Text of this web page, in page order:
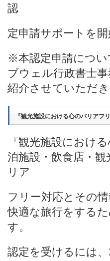
認
定申請サポートを開
※本認定申請につい
ブウェル行政書士
紹介させていただき
『観光施設における心のバリアフ
『観光施設におけ
泊施設・飲食店・
リア
フリー対応とその
快適な旅行をする
す。
認定を受けるには